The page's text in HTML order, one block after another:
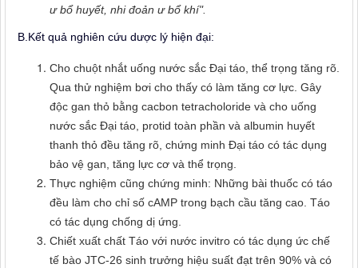
ư bổ huyết, nhi đoản ư bổ khí".
B.Kết quả nghiên cứu dược lý hiện đại:
Cho chuột nhắt uống nước sắc Đại táo, thể trọng tăng rõ.
Qua thử nghiệm bơi cho thấy có làm tăng cơ lực. Gây
độc gan thỏ bằng cacbon tetracholoride và cho uống
nước sắc Đại táo, protid toàn phần và albumin huyết
thanh thỏ đều tăng rõ, chứng minh Đại táo có tác dụng
bảo vệ gan, tăng lực cơ và thể trọng.
Thực nghiệm cũng chứng minh: Những bài thuốc có táo
đều làm cho chỉ số cAMP trong bạch cầu tăng cao. Táo
có tác dụng chống dị ứng.
Chiết xuất chất Táo với nước invitro có tác dụng ức chế
tế bào JTC-26 sinh trưởng hiệu suất đạt trên 90% và có